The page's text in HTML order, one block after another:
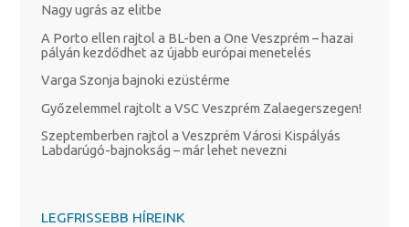
Nagy ugrás az elitbe
A Porto ellen rajtol a BL-ben a One Veszprém – hazai
pályán kezdődhet az újabb európai menetelés
Varga Szonja bajnoki ezüstérme
Győzelemmel rajtolt a VSC Veszprém Zalaegerszegen!
Szeptemberben rajtol a Veszprém Városi Kispályás
Labdarúgó-bajnokság – már lehet nevezni
LEGFRISSEBB HÍREINK